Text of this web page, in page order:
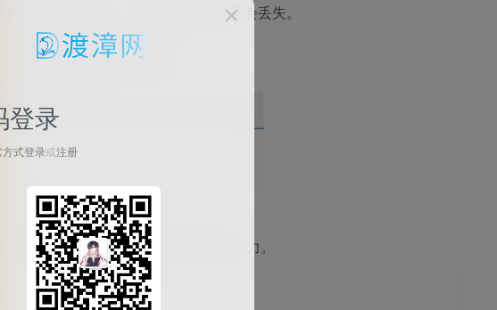
改主题核心文件，升级主题时效果不会丢失。
觉特效的 WordPress 站长
题搜索框打字粒子特效教程
粒子特效，提升交互体验和视觉吸引力。
登录
方式登录或注册